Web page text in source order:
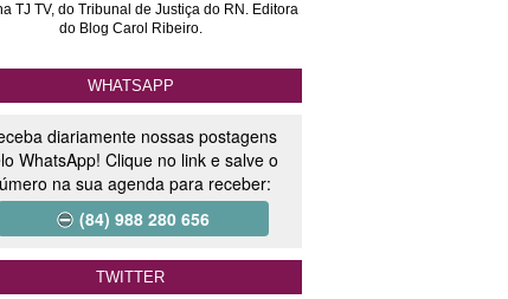
TJ TV, do Tribunal de Justiça do RN. Editora
do Blog Carol Ribeiro.
WHATSAPP
diariamente nossas postagens
WhatsApp! Clique no link e salve o
na sua agenda para receber:
(84) 988 280 656
TWITTER